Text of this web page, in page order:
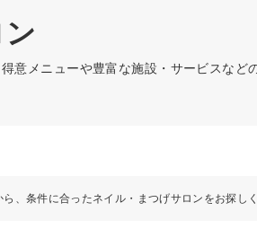
意メニューや豊富な施設・サービスなど
、条件に合ったネイル・まつげサロンをお探しく